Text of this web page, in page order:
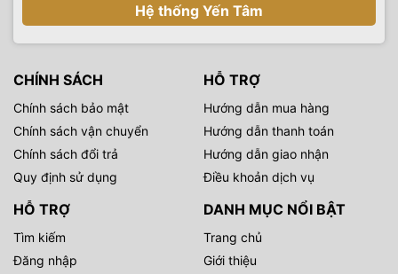
Hệ thống Yến Tâm
CHÍNH SÁCH
Chính sách bảo mật
Chính sách vận chuyển
Chính sách đổi trả
Quy định sử dụng
HỖ TRỢ
Hướng dẫn mua hàng
Hướng dẫn thanh toán
Hướng dẫn giao nhận
Điều khoản dịch vụ
HỖ TRỢ
Tìm kiếm
Đăng nhập
DANH MỤC NỔI BẬT
Trang chủ
Giới thiệu